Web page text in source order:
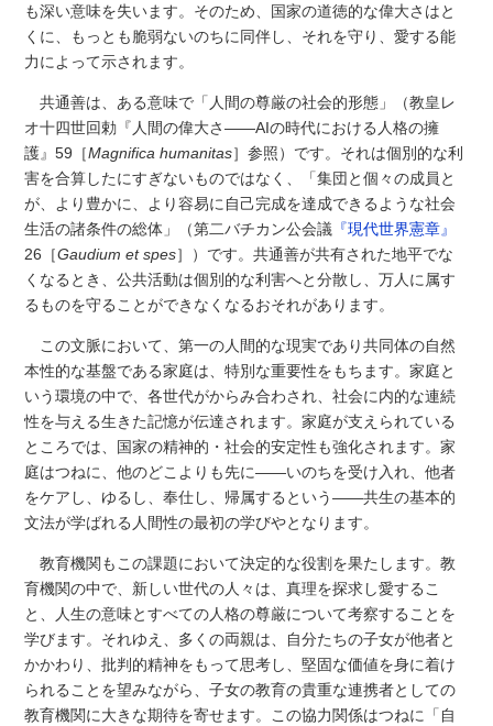
も深い意味を失います。そのため、国家の道徳的な偉大さはと
くに、もっとも脆弱ないのちに同伴し、それを守り、愛する能
力によって示されます。
共通善は、ある意味で「人間の尊厳の社会的形態」（教皇レ
オ十四世回勅『人間の偉大さ――AIの時代における人格の擁
護』59［Magnifica humanitas］参照）です。それは個別的な利
害を合算したにすぎないものではなく、「集団と個々の成員と
が、より豊かに、より容易に自己完成を達成できるような社会
生活の諸条件の総体」（第二バチカン公会議 『現代世界憲章』
26［Gaudium et spes］）です。共通善が共有された地平でな
くなるとき、公共活動は個別的な利害へと分散し、万人に属す
るものを守ることができなくなるおそれがあります。
この文脈において、第一の人間的な現実であり共同体の自然
本性的な基盤である家庭は、特別な重要性をもちます。家庭と
いう環境の中で、各世代がからみ合わされ、社会に内的な連続
性を与える生きた記憶が伝達されます。家庭が支えられている
ところでは、国家の精神的・社会的安定性も強化されます。家
庭はつねに、他のどこよりも先に――いのちを受け入れ、他者
をケアし、ゆるし、奉仕し、帰属するという――共生の基本的
文法が学ばれる人間性の最初の学びやとなります。
教育機関もこの課題において決定的な役割を果たします。教
育機関の中で、新しい世代の人々は、真理を探求し愛するこ
と、人生の意味とすべての人格の尊厳について考察することを
学びます。それゆえ、多くの両親は、自分たちの子女が他者と
かかわり、批判的精神をもって思考し、堅固な価値を身に着け
られることを望みながら、子女の教育の貴重な連携者としての
教育機関に大きな期待を寄せます。この協力関係はつねに「自